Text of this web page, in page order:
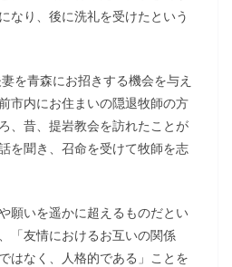
なり、後に洗礼を受けたという
を青森にお招きする機会を与え
市内にお住まいの隠退牧師の方
、昔、提岩教会を訪れたことが
を聞き、召命を受けて牧師を志
願いを遥かに超えるものだとい
「友情におけるお互いの関係
はなく、人格的である」ことを